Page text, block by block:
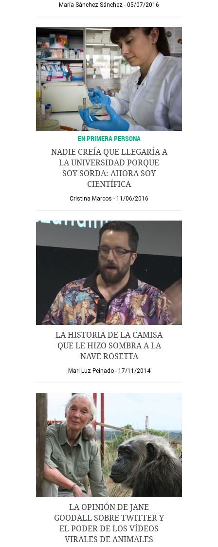
María Sánchez Sánchez 05/07/2016
EN PRIMERA PERSONA
NADIE CREÍA QUE LLEGARÍA A
LA UNIVERSIDAD PORQUE
SOY SORDA: AHORA SOY
CIENTÍFICA
Cristina Marcos 11/06/2016
LA HISTORIA DE LA CAMISA
QUE LE HIZO SOMBRA A LA
NAVE ROSETTA
Mari Luz Peinado 17/11/2014
LA OPINIÓN DE JANE
GOODALL SOBRE TWITTER Y
EL PODER DE LOS VÍDEOS
VIRALES DE ANIMALES